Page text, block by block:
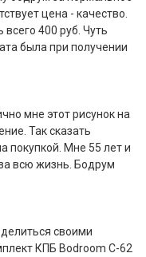
цена - качество.
400 руб. Чуть
была при получении
мне этот рисунок на
Так сказать
покупкой. Мне 55 лет и
всю жизнь. Бодрум
своими
КПБ Bodroom C-62